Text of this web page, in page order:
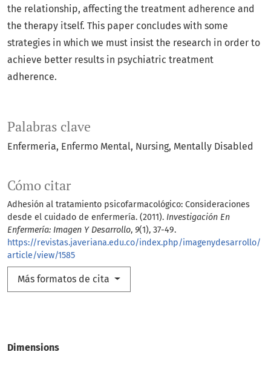
Palabras clave
Enfermeria Enfermo Mental Nursing Mentally Disabled
Cómo citar
Adhesión al tratamiento psicofarmacológico: Consideraciones
desde el cuidado de enfermería. (2011). Investigación En
Enfermería: Imagen Y Desarrollo, 9(1), 37-49.
https://revistas.javeriana.edu.co/index.php/imagenydesarrollo/
article/view/1585
Más formatos de cita
Dimensions
the relationship, affecting the treatment adherence and
the therapy itself. This paper concludes with some
strategies in which we must insist the research in order to
achieve better results in psychiatric treatment
adherence.